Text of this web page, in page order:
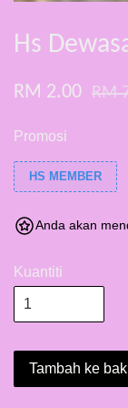
Hs
RM 2.00 RM
Promosi
HS MEMBER
Anda akan
Kuantiti
Tambah ke